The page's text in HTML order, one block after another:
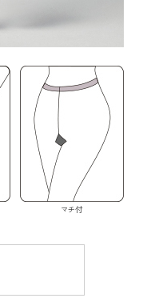
マチ付